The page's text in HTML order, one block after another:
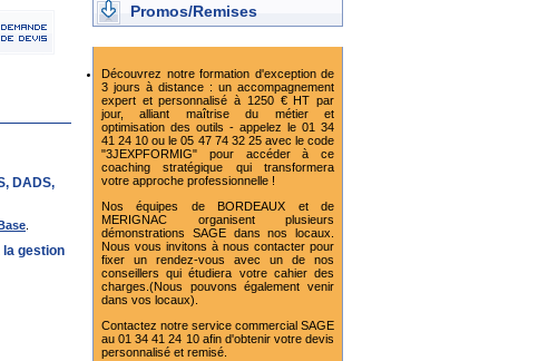
DADS,
la gestion
Promos/Remises
Découvrez notre formation d'exception de
3 jours à distance : un accompagnement
expert et personnalisé à 1250 € HT par
jour, alliant maîtrise du métier et
optimisation des outils - appelez le 01 34
41 24 10 ou le 05 47 74 32 25 avec le code
"3JEXPFORMIG" pour accéder à ce
coaching stratégique qui transformera
votre approche professionnelle !
Nos équipes de BORDEAUX et de
MERIGNAC organisent plusieurs
démonstrations SAGE dans nos locaux.
Nous vous invitons à nous contacter pour
fixer un rendez-vous avec un de nos
conseillers qui étudiera votre cahier des
charges.(Nous pouvons également venir
dans vos locaux).
Contactez notre service commercial SAGE
au 01 34 41 24 10 afin d'obtenir votre devis
personnalisé et remisé.